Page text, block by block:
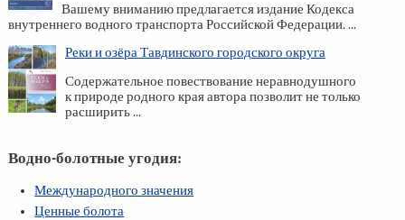
Вашему вниманию предлагается издание Кодекса
внутреннего водного транспорта Российской Федерации. ...
Реки и озёра Тавдинского городского округа
Содержательное повествование неравнодушного
к природе родного края автора позволит не только
расширить ...
Водно-болотные угодия:
Международного значения
Ценные болота